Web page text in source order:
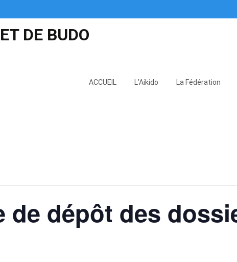
DE BUDO
ACCUEIL L’Aikido La Fédération
de dépôt des